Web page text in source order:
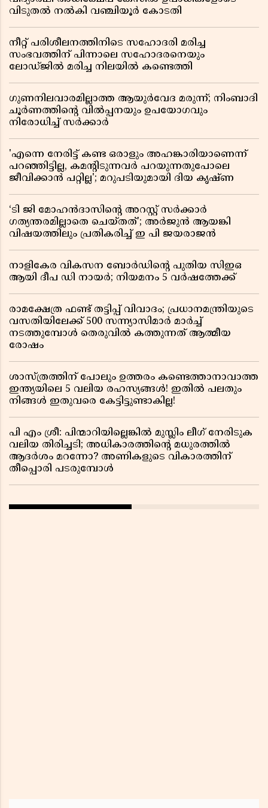
വിടുതൽ നൽകി വഞ്ചിയൂർ കോടതി
നീറ്റ് പരിശീലനത്തിനിടെ സഹോദരി മരിച്ച
സംഭവത്തിന് പിന്നാലെ സഹോദരനെയും
ലോഡ്ജിൽ മരിച്ച നിലയിൽ കണ്ടെത്തി
ഗുണനിലവാരമില്ലാത്ത ആയുർവേദ മരുന്ന്; നിംബാദി
ചൂർണത്തിൻ്റെ വിൽപ്പനയും ഉപയോഗവും
നിരോധിച്ച് സർക്കാർ
'എന്നെ നേരിട്ട് കണ്ട ഒരാളും അഹങ്കാരിയാണെന്ന്
പറഞ്ഞിട്ടില്ല, കമൻ്റിടുന്നവർ പറയുന്നതുപോലെ
ജീവിക്കാൻ പറ്റില്ല'; മറുപടിയുമായി ദിയ കൃഷ്ണ
‘ടി ജി മോഹൻദാസിൻ്റെ അറസ്റ്റ് സർക്കാർ
ഗത്യന്തരമില്ലാതെ ചെയ്തത്’; അർജുൻ ആയങ്കി
വിഷയത്തിലും പ്രതികരിച്ച് ഇ പി ജയരാജൻ
നാളികേര വികസന ബോർഡിൻ്റെ പുതിയ സിഇഒ
ആയി ദീപ ഡി നായർ; നിയമനം 5 വർഷത്തേക്ക് ​​​​​​​
രാമക്ഷേത്ര ഫണ്ട് തട്ടിപ്പ് വിവാദം; പ്രധാനമന്ത്രിയുടെ
വസതിയിലേക്ക് 500 സന്ന്യാസിമാർ മാർച്ച്
നടത്തുമ്പോൾ തെരുവിൽ കത്തുന്നത് ആത്മീയ
രോഷം
ശാസ്ത്രത്തിന് പോലും ഉത്തരം കണ്ടെത്താനാവാത്ത
ഇന്ത്യയിലെ 5 വലിയ രഹസ്യങ്ങൾ! ഇതിൽ പലതും
നിങ്ങൾ ഇതുവരെ കേട്ടിട്ടുണ്ടാകില്ല!
പി എം ശ്രീ: പിന്മാറിയില്ലെങ്കിൽ മുസ്ലിം ലീഗ് നേരിടുക
വലിയ തിരിച്ചടി; അധികാരത്തിന്റെ മധുരത്തിൽ
ആദർശം മറന്നോ? അണികളുടെ വികാരത്തിന്
തീപ്പൊരി പടരുമ്പോൾ